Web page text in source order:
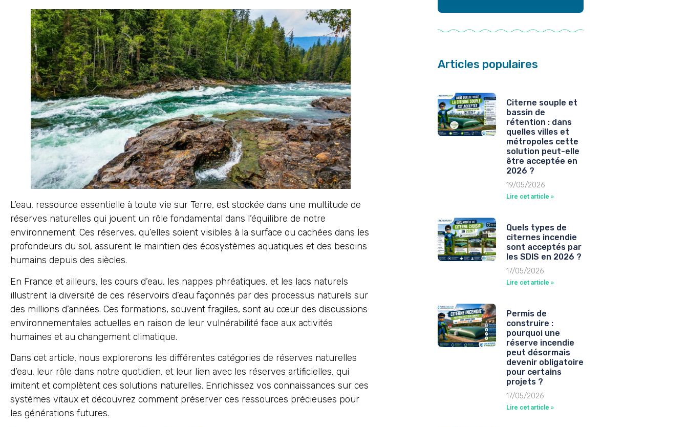
L’eau, ressource essentielle à toute vie sur Terre, est stockée dans une multitude de
réserves naturelles qui jouent un rôle fondamental dans l’équilibre de notre
environnement. Ces réserves, qu’elles soient visibles à la surface ou cachées dans les
profondeurs du sol, assurent le maintien des écosystèmes aquatiques et des besoins
humains depuis des siècles.
En France et ailleurs, les cours d’eau, les nappes phréatiques, et les lacs naturels
illustrent la diversité de ces réservoirs d’eau façonnés par des processus naturels sur
des millions d’années. Ces formations, souvent fragiles, sont au cœur des discussions
environnementales actuelles en raison de leur vulnérabilité face aux activités
humaines et au changement climatique.
Dans cet article, nous explorerons les différentes catégories de réserves naturelles
d’eau, leur rôle dans notre quotidien, et leur lien avec les réserves artificielles, qui
imitent et complètent ces solutions naturelles. Enrichissez vos connaissances sur ces
systèmes vitaux et découvrez comment préserver ces ressources précieuses pour
les générations futures.
Articles populaires
Citerne souple et
bassin de
rétention : dans
quelles villes et
métropoles cette
solution peut-elle
être acceptée en
2026 ?
19/05/2026
Lire cet article »
Quels types de
citernes incendie
sont acceptés par
les SDIS en 2026 ?
17/05/2026
Lire cet article »
Permis de
construire :
pourquoi une
réserve incendie
peut désormais
devenir obligatoire
pour certains
projets ?
17/05/2026
Lire cet article »